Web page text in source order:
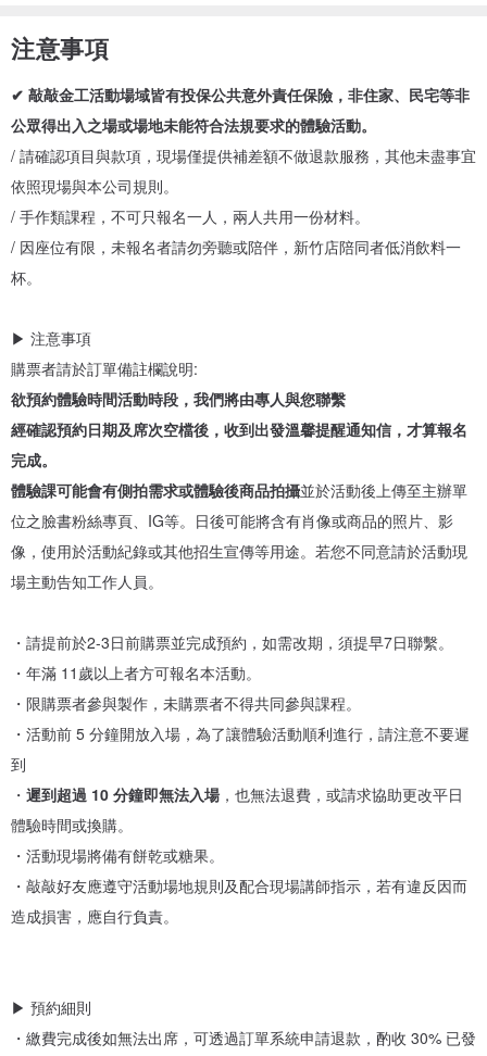
本表單為網路開放席次，如有較多人數可再聯繫詢問。
・敲敲金工活動場域皆有投保公共意外責任保險
目前提供打卡小禮，現場打卡贈送
▶ 體驗活動實體店
✓新竹本店
◇ 新竹市大同路140號 ◇
・交通：新竹火車站前，步行 5 分鐘，距離城隍廟3分鐘，周邊路邊
停車或停車場
來場手作小旅行吧~ 影片眾多景點都在周邊1分鐘內可抵達!!
〈Ro-Ro趙珮榕《大步旅行》MV〉
✓台南誠品_南紡店 預約
www.pinkoi.com/product/jBDNMWyX
注意事項
✔ 敲敲金工活動場域皆有投保公共意外責任保險，非住家、民宅等非
公眾得出入之場或場地未能符合法規要求的體驗活動。
/ 請確認項目與款項，現場僅提供補差額不做退款服務，其他未盡事宜
依照現場與本公司規則。
/ 手作類課程，不可只報名一人，兩人共用一份材料。
/ 因座位有限，未報名者請勿旁聽或陪伴，新竹店陪同者低消飲料一
杯。
▶ 注意事項
購票者請於訂單備註欄說明:
欲預約體驗時間活動時段，我們將由專人與您聯繫
經確認預約日期及席次空檔後，收到出發溫馨提醒通知信，才算報名
完成。
體驗課可能會有側拍需求或體驗後商品拍攝並於活動後上傳至主辦單
位之臉書粉絲專頁、IG等。日後可能將含有肖像或商品的照片、影
像，使用於活動紀錄或其他招生宣傳等用途。若您不同意請於活動現
場主動告知工作人員。
・請提前於2-3日前購票並完成預約，如需改期，須提早7日聯繫。
・年滿 11歲以上者方可報名本活動。
・限購票者參與製作，未購票者不得共同參與課程。
・活動前 5 分鐘開放入場，為了讓體驗活動順利進行，請注意不要遲
到
・ 遲到超過 10 分鐘即無法入場 ，也無法退費，或請求協助更改平日
體驗時間或換購。
・活動現場將備有餅乾或糖果。
・敲敲好友應遵守活動場地規則及配合現場講師指示，若有違反因而
造成損害，應自行負責。
▶ 預約細則
・繳費完成後如無法出席，可透過訂單系統申請退款，酌收 30% 已發